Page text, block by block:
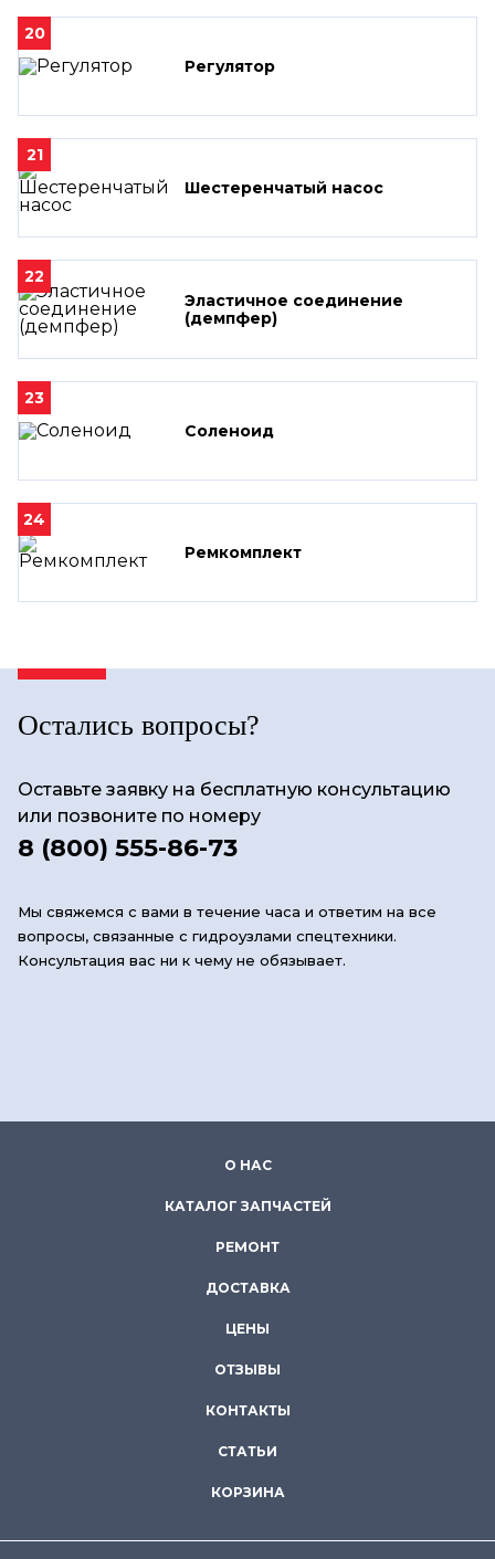
20
Регулятор
21
Шестеренчатый насос
22
Эластичное соединение
(демпфер)
23
Соленоид
24
Ремкомплект
Остались вопросы?
Оставьте заявку на бесплатную консультацию
или позвоните по номеру
8 (800) 555-86-73
Мы свяжемся с вами в течение часа и ответим на все
вопросы, связанные с гидроузлами спецтехники.
Консультация вас ни к чему не обязывает.
О НАС
КАТАЛОГ ЗАПЧАСТЕЙ
РЕМОНТ
ДОСТАВКА
ЦЕНЫ
ОТЗЫВЫ
КОНТАКТЫ
СТАТЬИ
КОРЗИНА